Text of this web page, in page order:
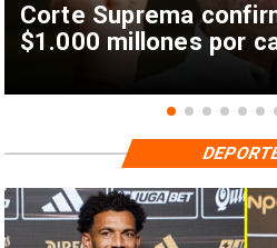
Corte Suprema
$1.000 millones por